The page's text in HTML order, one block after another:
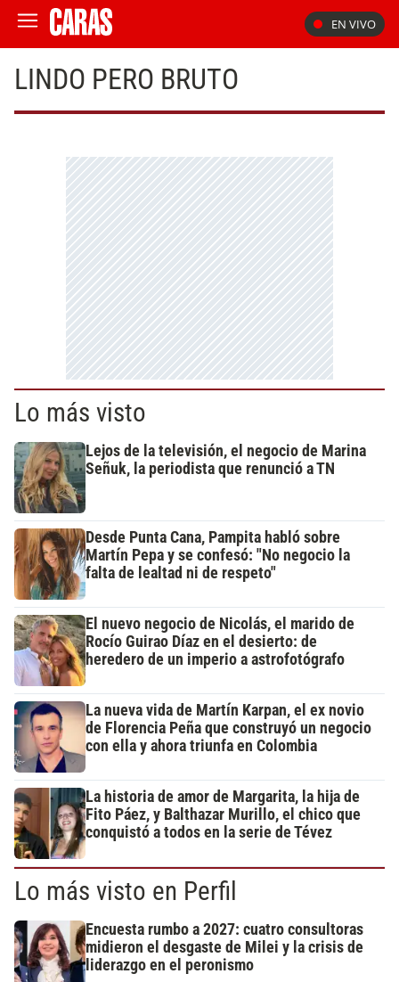
EN VIVO
LINDO PERO BRUTO
Lo más visto
Lejos de la televisión, el negocio de Marina
Señuk, la periodista que renunció a TN
Desde Punta Cana, Pampita habló sobre
Martín Pepa y se confesó: "No negocio la
falta de lealtad ni de respeto"
El nuevo negocio de Nicolás, el marido de
Rocío Guirao Díaz en el desierto: de
heredero de un imperio a astrofotógrafo
La nueva vida de Martín Karpan, el ex novio
de Florencia Peña que construyó un negocio
con ella y ahora triunfa en Colombia
La historia de amor de Margarita, la hija de
Fito Páez, y Balthazar Murillo, el chico que
conquistó a todos en la serie de Tévez
Lo más visto en Perfil
Encuesta rumbo a 2027: cuatro consultoras
midieron el desgaste de Milei y la crisis de
liderazgo en el peronismo